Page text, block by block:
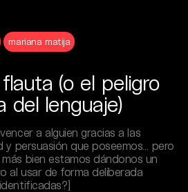
mariana matija
(o el peligro
del lenguaje)
a alguien gracias a las
y persuasión que poseemos… pero
bien estamos dándonos un
al usar de forma deliberada